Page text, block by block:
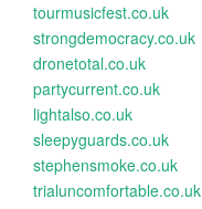
tourmusicfest.co.uk
strongdemocracy.co.uk
dronetotal.co.uk
partycurrent.co.uk
lightalso.co.uk
sleepyguards.co.uk
stephensmoke.co.uk
trialuncomfortable.co.uk